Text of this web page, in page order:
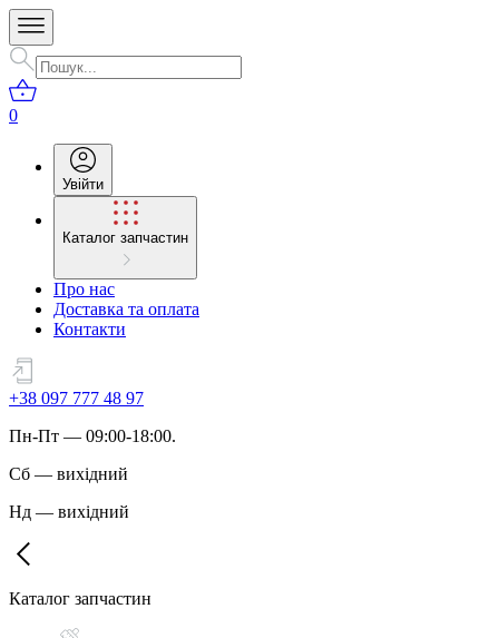
0
Увійти
Каталог запчастин
Про нас
Доставка та оплата
Контакти
+38 097 777 48 97
Пн-Пт — 09:00-18:00.
Сб — вихідний
Нд — вихідний
Каталог запчастин